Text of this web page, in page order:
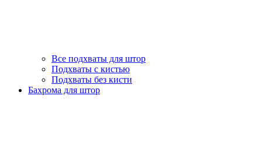
Все подхваты для штор
Подхваты с кистью
Подхваты без кисти
Бахрома для штор